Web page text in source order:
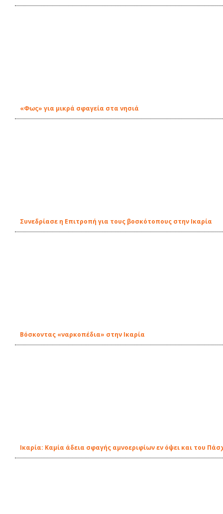
«Φως» για μικρά σφαγεία στα νησιά
Συνεδρίασε η Επιτροπή για τους βοσκότοπους στην Ικαρία
Βόσκοντας «ναρκοπέδια» στην Ικαρία
Ικαρία: Καμία άδεια σφαγής αμνοεριφίων εν όψει και του